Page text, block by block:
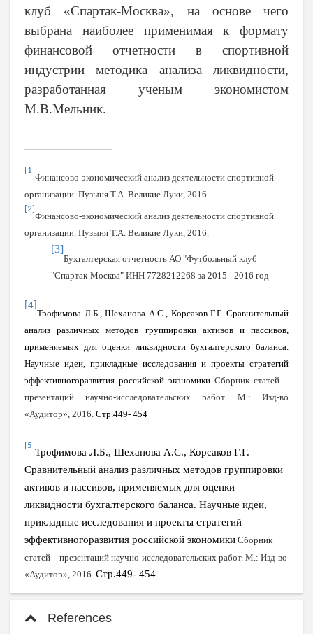
клуб «Спартак-Москва», на основе чего
выбрана наиболее применимая к формату
финансовой отчетности в спортивной
индустрии методика анализа ликвидности,
разработанная ученым экономистом
М.В.Мельник.
[1]
Финансово-экономический анализ деятельности спортивной
организации. Пузыня Т.А. Великие Луки, 2016.
[2]
Финансово-экономический анализ деятельности спортивной
организации. Пузыня Т.А. Великие Луки, 2016.
[3]
Бухгалтерская отчетность АО "Футбольный клуб
"Спартак-Москва" ИНН 7728212268 за 2015 - 2016 год
[4]
Трофимова Л.Б., Шеханова А.С., Корсаков Г.Г. Сравнительный
анализ различных методов группировки активов и пассивов,
применяемых для оценки ликвидности бухгалтерского баланса.
Научные идеи, прикладные исследования и проекты стратегий
эффективногоразвития российской экономики Сборник статей –
презентаций научно-исследовательских работ. М.: Изд-во
«Аудитор», 2016. Стр.449- 454
[5]
Трофимова Л.Б., Шеханова А.С., Корсаков Г.Г.
Сравнительный анализ различных методов группировки
активов и пассивов, применяемых для оценки
ликвидности бухгалтерского баланса. Научные идеи,
прикладные исследования и проекты стратегий
эффективногоразвития российской экономики Сборник
статей – презентаций научно-исследовательских работ. М.: Изд-во
«Аудитор», 2016. Стр.449- 454
References